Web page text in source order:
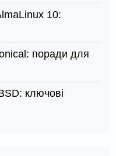
10:
поради для
ключові